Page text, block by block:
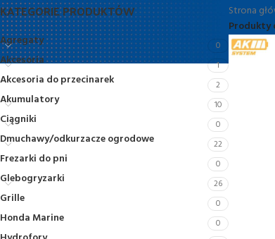
KATEGORIE PRODUKTÓW
Agregaty 0
Akcesoria 1
Akcesoria do przecinarek 2
Akumulatory 10
Ciągniki 0
Dmuchawy/odkurzacze ogrodowe 22
Frezarki do pni 0
Glebogryzarki 26
Grille 0
Honda Marine 0
Strona
Produkty